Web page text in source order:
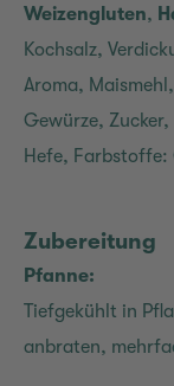
Weizengluten,
Kochsalz,
Aroma, Maismehl,
Gewürze,
Hefe,
Zubereitung
Pfanne:
Tiefgekühlt in
anbraten,